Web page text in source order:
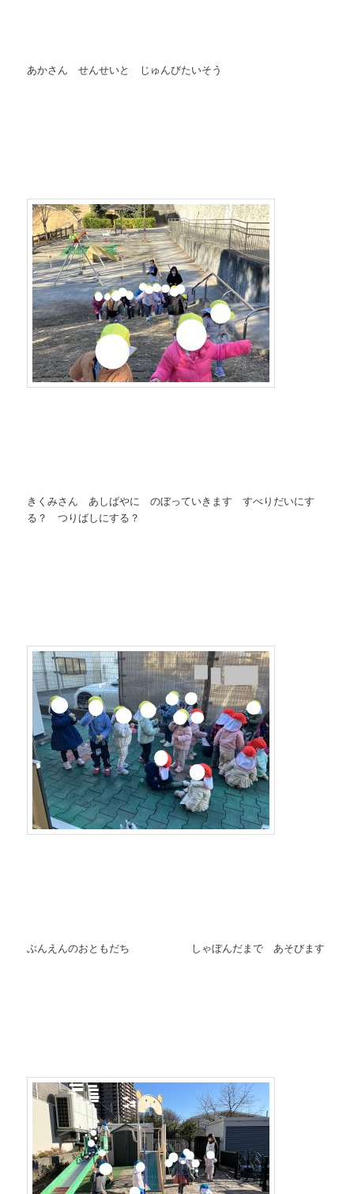
あかさん せんせいと じゅんびたいそう
きくみさん あしばやに のぼっていきます すべりだいにす
る？ つりばしにする？
ぶんえんのおともだち しゃぼんだまで あそびます